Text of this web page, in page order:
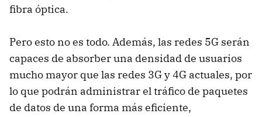
fibra óptica.
Pero esto no es todo. Además, las redes 5G serán
capaces de absorber una densidad de usuarios
mucho mayor que las redes 3G y 4G actuales, por
lo que podrán administrar el tráfico de paquetes
de datos de una forma más eficiente,